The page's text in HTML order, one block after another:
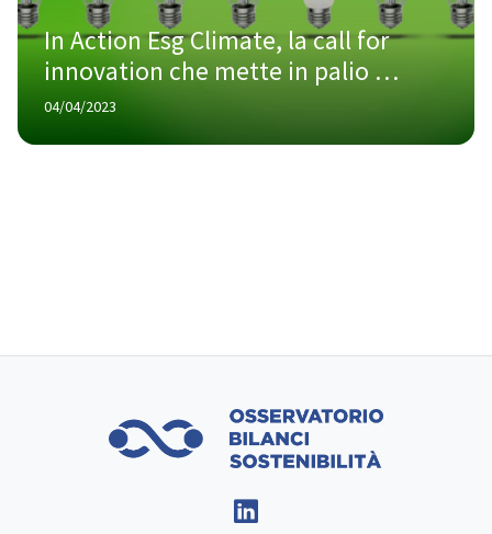
In Action Esg Climate, la call for
innovation che mette in palio
500.000 euro
04/04/2023